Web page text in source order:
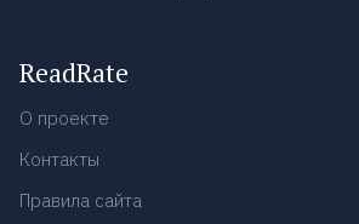
ReadRate
О проекте
Контакты
Правила сайта